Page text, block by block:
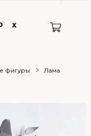
фигуры Лама